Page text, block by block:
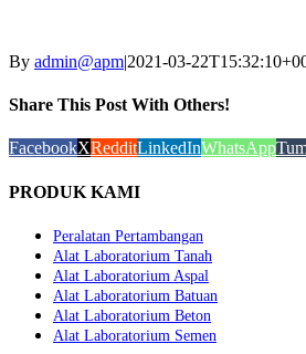
By admin@apm|2021-03-
Share This Post With Others!
FacebookXRedditLinkedInWhatsApp
PRODUK KAMI
Peralatan Pertambangan
Alat Laboratorium Tanah
Alat Laboratorium Aspal
Alat Laboratorium Batuan
Alat Laboratorium Beton
Alat Laboratorium Semen